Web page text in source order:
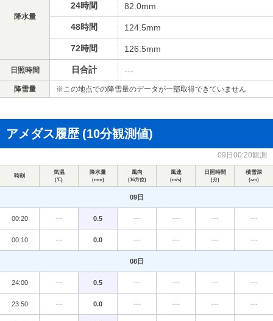
降水量
24時間 82.0mm
48時間 124.5mm
72時間 126.5mm
日照時間 日合計 ---
降雪量 ※この地点での降雪量のデータが一部取得できていません
アメダス履歴 (10分観測値)
09日00:20観測
時刻
気温
(℃)
降水量
(mm)
風向
(16方位)
風速
(m/s)
日照時間
(分)
積雪深
(cm)
09日
00:20 --- 0.5 --- --- --- ---
00:10 --- 0.0 --- --- --- ---
08日
24:00 --- 0.5 --- --- --- ---
23:50 --- 0.0 --- --- --- ---